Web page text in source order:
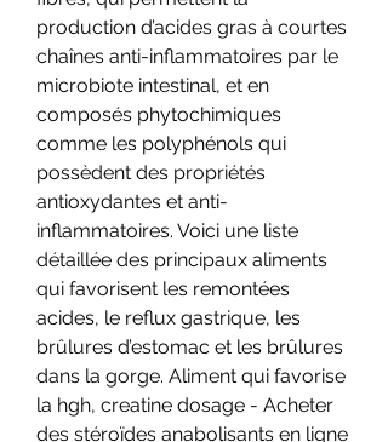
production d’acides gras à courtes
chaînes anti-inflammatoires par le
microbiote intestinal, et en
composés phytochimiques
comme les polyphénols qui
possèdent des propriétés
antioxydantes et anti-
inflammatoires. Voici une liste
détaillée des principaux aliments
qui favorisent les remontées
acides, le reflux gastrique, les
brûlures d’estomac et les brûlures
dans la gorge. Aliment qui favorise
la hgh, creatine dosage - Acheter
des stéroïdes anabolisants en ligne